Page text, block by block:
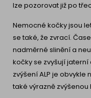
lze pozorovat již po
Nemocné kočky jsou
se také, že zvrací.
nadměrné slinění a
kočky se zvyšují jaterní
zvýšení ALP je obvykle
také výrazně zvýšenou